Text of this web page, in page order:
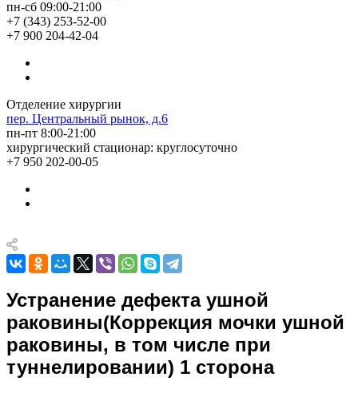
пн-сб 09:00-21:00
+7 (343) 253-52-00
+7 900 204-42-04
Отделение хирургии
пер. Центральный рынок, д.6
пн-пт 8:00-21:00
хирургический стационар: круглосуточно
+7 950 202-00-05
Устранение дефекта ушной
раковины(Коррекция мочки ушной
раковины, в том числе при
туннелировании) 1 сторона